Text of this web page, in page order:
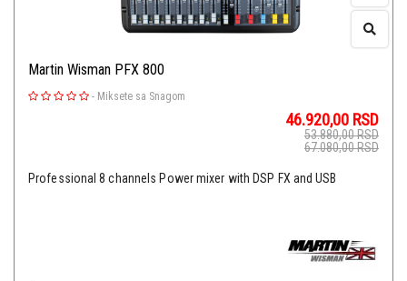
Martin Wisman PFX 800
- Miksete sa Snagom
46.920,00 RSD
53.880,00RSD
67.080,00RSD
Professional 8 channels Power mixer with DSP FX and USB